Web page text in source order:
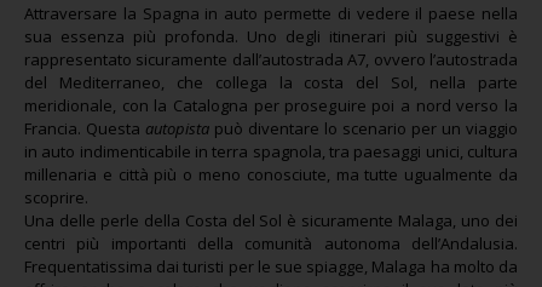
Attraversare la Spagna in auto permette di vedere il paese nella
sua essenza più profonda. Uno degli itinerari più suggestivi è
rappresentato sicuramente dall’autostrada A7, ovvero l’autostrada
del Mediterraneo, che collega la costa del Sol, nella parte
meridionale, con la Catalogna per proseguire poi a nord verso la
Francia. Questa autopista può diventare lo scenario per un viaggio
in auto indimenticabile in terra spagnola, tra paesaggi unici, cultura
millenaria e città più o meno conosciute, ma tutte ugualmente da
scoprire.
Una delle perle della Costa del Sol è sicuramente Malaga, uno dei
centri più importanti della comunità autonoma dell’Andalusia.
Frequentatissima dai turisti per le sue spiagge, Malaga ha molto da